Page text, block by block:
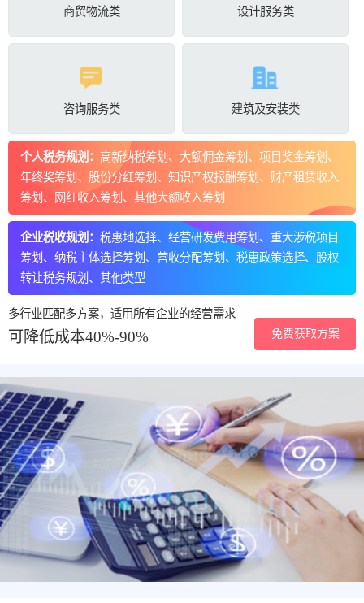
商贸物流类 设计服务类
咨询服务类 建筑及安装类
个人税务规划： 高新纳税筹划、大额佣金筹划、项目奖金筹划、
年终奖筹划、股份分红筹划、知识产权报酬筹划、财产租赁收入
筹划、网红收入筹划、其他大额收入筹划
企业税收规划： 税惠地选择、经营研发费用筹划、重大涉税项目
筹划、纳税主体选择筹划、营收分配筹划、税惠政策选择、股权
转让税务规划、其他类型
多行业匹配多方案，适用所有企业的经营需求
可降低成本40%-90% 免费获取方案